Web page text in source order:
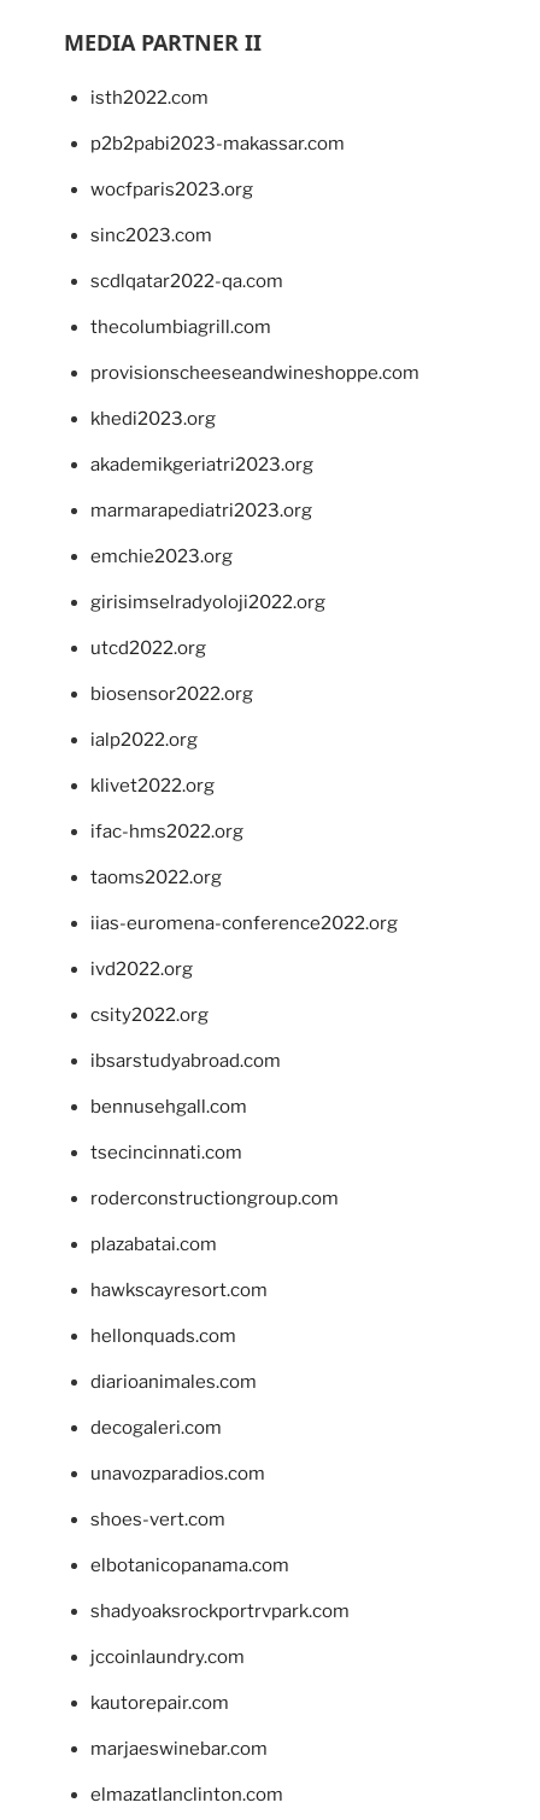
MEDIA PARTNER II
isth2022.com
p2b2pabi2023-makassar.com
wocfparis2023.org
sinc2023.com
scdlqatar2022-qa.com
thecolumbiagrill.com
provisionscheeseandwineshoppe.com
khedi2023.org
akademikgeriatri2023.org
marmarapediatri2023.org
emchie2023.org
girisimselradyoloji2022.org
utcd2022.org
biosensor2022.org
ialp2022.org
klivet2022.org
ifac-hms2022.org
taoms2022.org
iias-euromena-conference2022.org
ivd2022.org
csity2022.org
ibsarstudyabroad.com
bennusehgall.com
tsecincinnati.com
roderconstructiongroup.com
plazabatai.com
hawkscayresort.com
hellonquads.com
diarioanimales.com
decogaleri.com
unavozparadios.com
shoes-vert.com
elbotanicopanama.com
shadyoaksrockportrvpark.com
jccoinlaundry.com
kautorepair.com
marjaeswinebar.com
elmazatlanclinton.com